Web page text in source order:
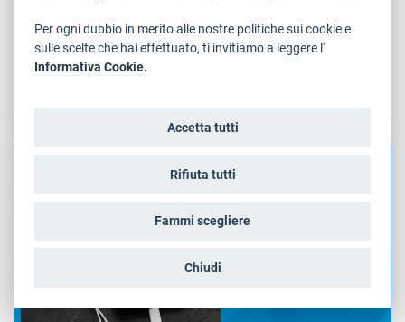
di Trento, in collaborazione con Industrio Ventures, per
rafforzare la cultura imprenditoriale sul territorio e...
Per ogni dubbio in merito alle nostre politiche sui cookie e
sulle scelte che hai effettuato, ti invitiamo a leggere l'
Informativa Cookie.
Accetta tutti
Rifiuta tutti
Fammi scegliere
Chiudi